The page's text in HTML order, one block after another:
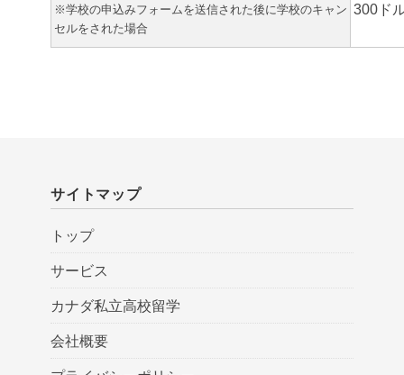
※学校の申込みフォームを送信された後に学校のキャン
セルをされた場合
300ド
サイトマップ
トップ
サービス
カナダ私立高校留学
会社概要